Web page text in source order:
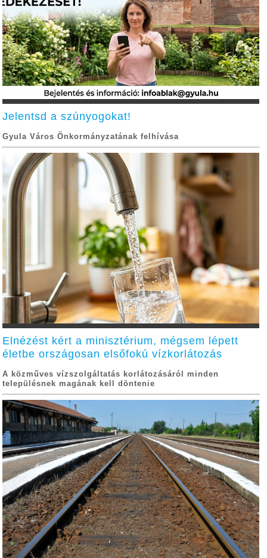
Jelentsd a szúnyogokat!
Gyula Város Önkormányzatának felhívása
Elnézést kért a minisztérium, mégsem lépett
életbe országosan elsőfokú vízkorlátozás
A közműves vízszolgáltatás korlátozásáról minden
településnek magának kell döntenie